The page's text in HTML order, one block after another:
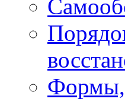
Формы,